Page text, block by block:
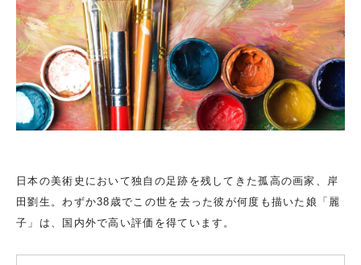
日本の美術史において独自の足跡を残してきた孤高の画家、岸
田劉生。わずか38歳でこの世を去った彼が何度も描いた娘「麗
子」は、国内外で高い評価を得ています。